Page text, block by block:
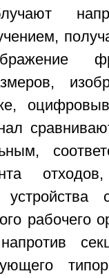
рабочего